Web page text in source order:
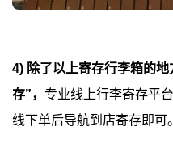
4) 除了以上寄存行李箱的
存”， 专业线上行李寄存平
线下单后导航到店寄存即可。